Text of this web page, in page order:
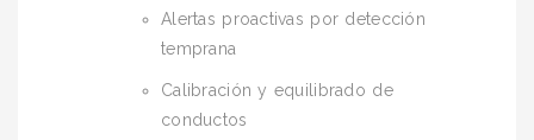
Alertas proactivas por detección
temprana
Calibración y equilibrado de
conductos